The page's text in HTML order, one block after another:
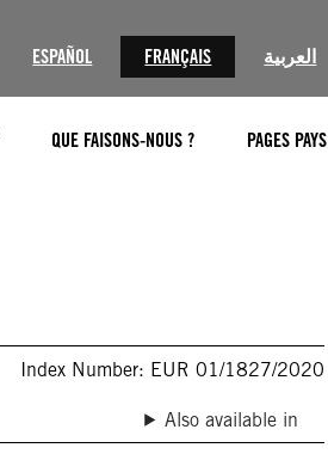
ESPAÑOL FRANÇAIS العربية
QUE FAISONS-NOUS ? PAGES PAYS
Index Number: EUR 01/1827/2020
Also available in